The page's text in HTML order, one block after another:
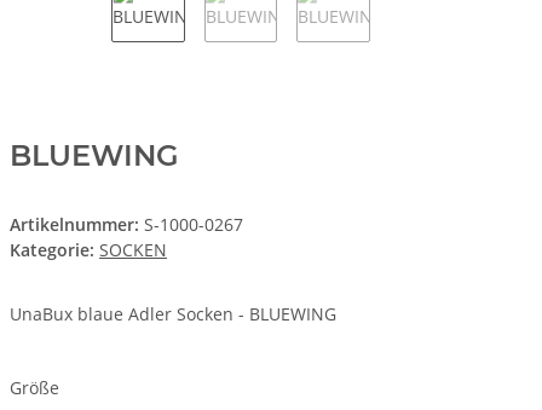
BLUEWING
Artikelnummer: S-1000-0267
Kategorie: SOCKEN
UnaBux blaue Adler Socken - BLUEWING
Größe